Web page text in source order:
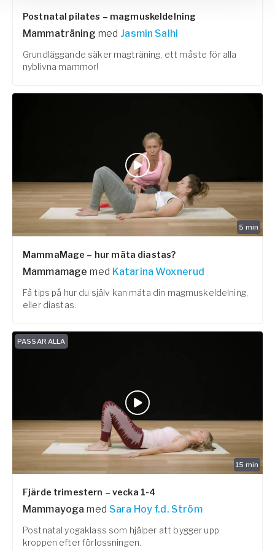
Postnatal pilates – magmuskeldelning
Mammaträning med Jasmin Salhi
Grundläggande säker magträning, ett måste för alla
nyblivna mammor!
5 min
MammaMage – hur mäta diastas?
Mammamage med Katarina Woxnerud
Få tips på hur du själv kan mäta din magmuskeldelning,
eller diastas.
15 min
PASSAR ALLA
Fjärde trimestern – vecka 1-4
Mammayoga med Sara Hoy f.d. Ström
Postnatal yogaklass som hjälper att bygger upp
kroppen efter förlossningen.